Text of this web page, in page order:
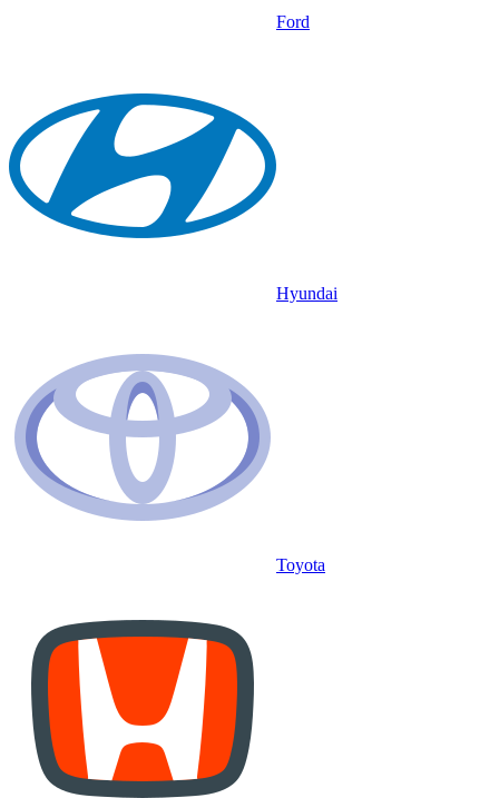
Ford
Hyundai
Toyota